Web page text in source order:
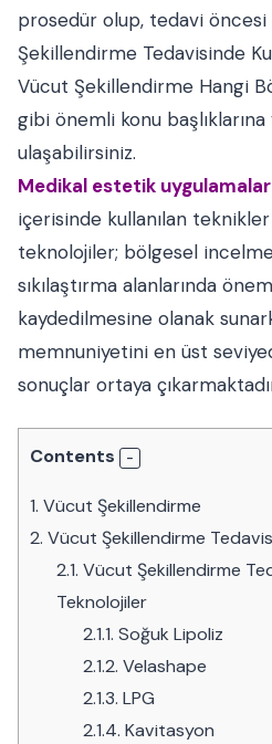
prosedür olup, tedavi
Şekillendirme Tedavisinde
Vücut Şekillendirme Hangi
gibi önemli konu başlıklarına
ulaşabilirsiniz.
Medikal estetik uygulamalar
içerisinde kullanılan
teknolojiler; bölgesel
sıkılaştırma alanlarında
kaydedilmesine olanak
memnuniyetini en üst
sonuçlar ortaya
Contents
1. Vücut Şekillendirme
2. Vücut Şekillendirme
2.1. Vücut Şekillendirme
Teknolojiler
2.1.1. Soğuk Lipoliz
2.1.2. Velashape
2.1.3. LPG
2.1.4. Kavitasyon